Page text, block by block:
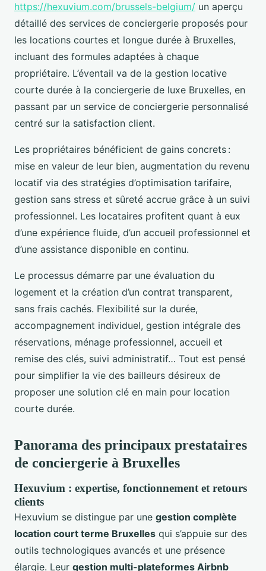
https://hexuvium.com/brussels-belgium/ un aperçu
détaillé des services de conciergerie proposés pour
les locations courtes et longue durée à Bruxelles,
incluant des formules adaptées à chaque
propriétaire. L’éventail va de la gestion locative
courte durée à la conciergerie de luxe Bruxelles, en
passant par un service de conciergerie personnalisé
centré sur la satisfaction client.
Les propriétaires bénéficient de gains concrets :
mise en valeur de leur bien, augmentation du revenu
locatif via des stratégies d’optimisation tarifaire,
gestion sans stress et sûreté accrue grâce à un suivi
professionnel. Les locataires profitent quant à eux
d’une expérience fluide, d’un accueil professionnel et
d’une assistance disponible en continu.
Le processus démarre par une évaluation du
logement et la création d’un contrat transparent,
sans frais cachés. Flexibilité sur la durée,
accompagnement individuel, gestion intégrale des
réservations, ménage professionnel, accueil et
remise des clés, suivi administratif… Tout est pensé
pour simplifier la vie des bailleurs désireux de
proposer une solution clé en main pour location
courte durée.
Panorama des principaux prestataires
de conciergerie à Bruxelles
Hexuvium : expertise, fonctionnement et retours
clients
Hexuvium se distingue par une gestion complète
location court terme Bruxelles qui s’appuie sur des
outils technologiques avancés et une présence
élargie. Leur gestion multi-plateformes Airbnb